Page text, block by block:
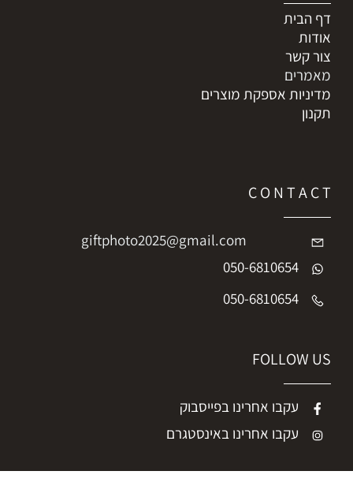
דף הבית
אודות
צור קשר
מאמרים
מדיניות אספקת מוצרים
תקנון
C O N T A C T
giftphoto2025@gmail.com
050-6810654
050-6810654
FOLLOW US
עקבו אחרינו בפייסבוק
עקבו אחרינו באינסטגרם